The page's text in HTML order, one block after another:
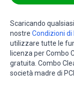
Scaricando
nostre Condizioni di
utilizzare tutte le
licenza per Combo
gratuita. Combo
società madre di